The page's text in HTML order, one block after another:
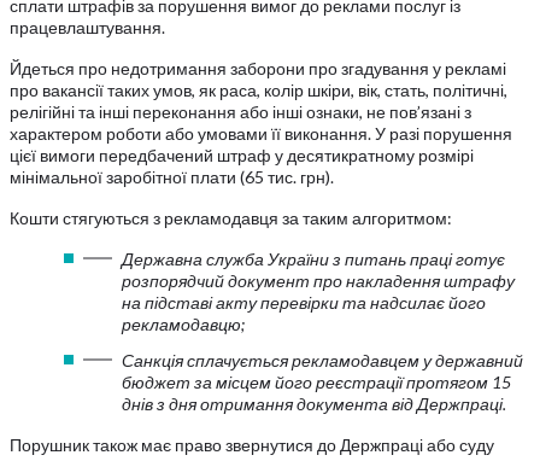
сплати штрафів за порушення вимог до реклами послуг із
працевлаштування.
Йдеться про недотримання заборони про згадування у рекламі
про вакансії таких умов, як раса, колір шкіри, вік, стать, політичні,
релігійні та інші переконання або інші ознаки, не пов’язані з
характером роботи або умовами її виконання. У разі порушення
цієї вимоги передбачений штраф у десятикратному розмірі
мінімальної заробітної плати (65 тис. грн).
Кошти стягуються з рекламодавця за таким алгоритмом:
Державна служба України з питань праці готує
розпорядчий документ про накладення штрафу
на підставі акту перевірки та надсилає його
рекламодавцю;
Санкція сплачується рекламодавцем у державний
бюджет за місцем його реєстрації протягом 15
днів з дня отримання документа від Держпраці.
Порушник також має право звернутися до Держпраці або суду